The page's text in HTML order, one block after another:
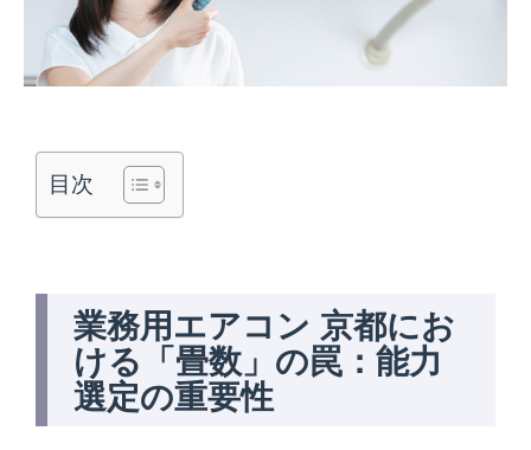
目次
業務用エアコン 京都にお
ける「畳数」の罠：能力
選定の重要性